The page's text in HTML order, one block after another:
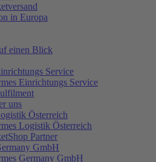
in Europa
einen Blick
Service
Einrichtungs Service
uns
Österreich
Logistik Österreich
Partner
GmbH
Germany GmbH